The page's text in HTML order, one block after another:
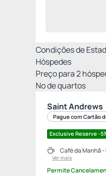
Condições de
Hóspedes
Preço para2
Nº de quartos
Saint Andrews
Pague com Cartão
Exclusive Reserve -
Café da Manhã
Ver mais
Permite